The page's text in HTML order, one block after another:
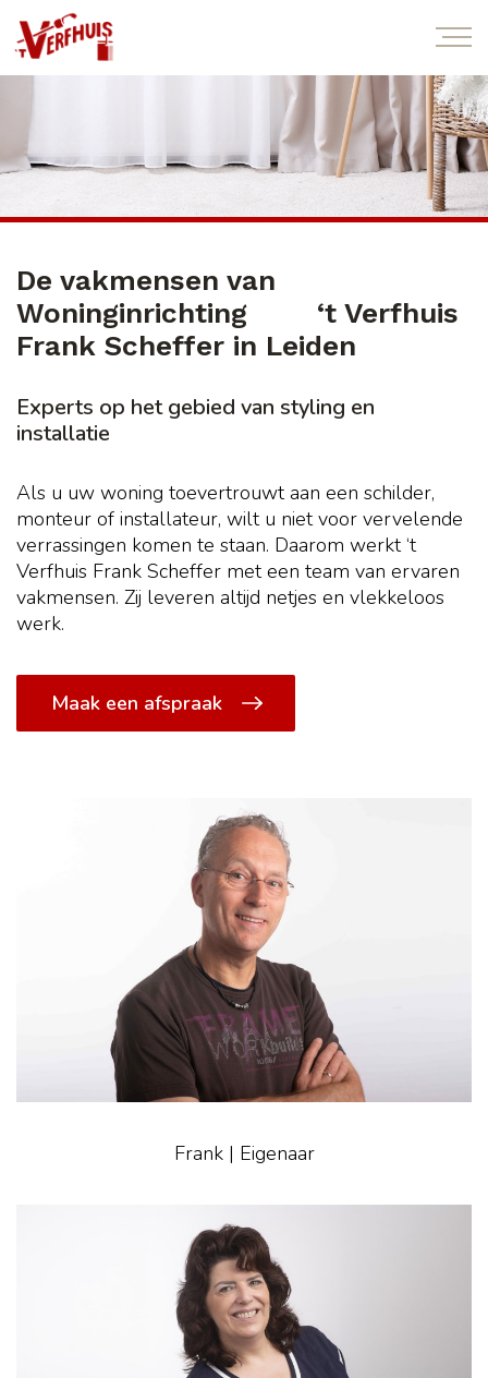
De vakmensen van
Woninginrichting ‘t Verfhuis
Frank Scheffer in Leiden
Experts op het gebied van styling en
installatie
Als u uw woning toevertrouwt aan een schilder,
monteur of installateur, wilt u niet voor vervelende
verrassingen komen te staan. Daarom werkt ‘t
Verfhuis Frank Scheffer met een team van ervaren
vakmensen. Zij leveren altijd netjes en vlekkeloos
werk.
Maak een afspraak
Frank | Eigenaar